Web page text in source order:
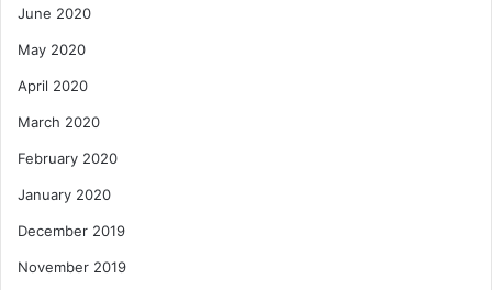
June 2020
May 2020
April 2020
March 2020
February 2020
January 2020
December 2019
November 2019